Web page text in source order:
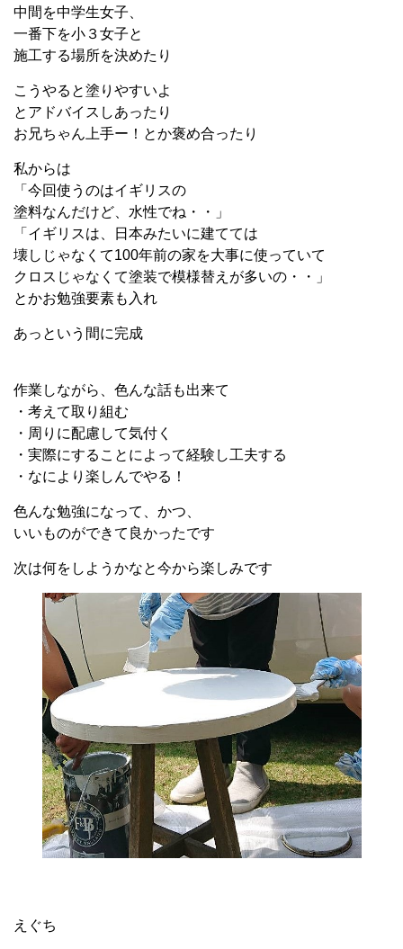
中間を中学生女子、
一番下を小３女子と
施工する場所を決めたり
こうやると塗りやすいよ
とアドバイスしあったり
お兄ちゃん上手ー！とか褒め合ったり
私からは
「今回使うのはイギリスの
塗料なんだけど、水性でね・・」
「イギリスは、日本みたいに建てては
壊しじゃなくて100年前の家を大事に使っていて
クロスじゃなくて塗装で模様替えが多いの・・」
とかお勉強要素も入れ
あっという間に完成
作業しながら、色んな話も出来て
・考えて取り組む
・周りに配慮して気付く
・実際にすることによって経験し工夫する
・なにより楽しんでやる！
色んな勉強になって、かつ、
いいものができて良かったです
次は何をしようかなと今から楽しみです
えぐち